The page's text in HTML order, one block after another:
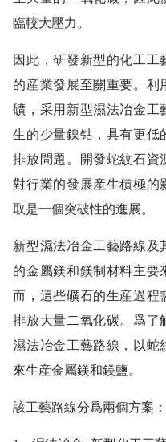
臨較大壓力。
因此，研發新型的化工工
的産業發展至關重要。利
礦，采用新型濕法冶金工
生的少量鎳钴，具有更低
排放問題。開發蛇紋石資
對行業的發展産生積極的
取是一個突破性的進展。
新型濕法冶金工藝路線及
的金屬鎂和鎂制材料主要
而，這些礦石的生産過程
排放大量二氧化碳。爲了
濕法冶金工藝路線，以蛇
來生産金屬鎂和鎂鹽。
該工藝路線分爲兩個方案：